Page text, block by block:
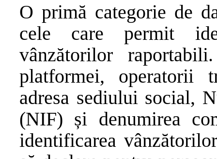
O primă categorie de
cele care permit
vânzătorilor
platformei, operatorii
adresa sediului social,
(NIF) și denumirea
identificarea